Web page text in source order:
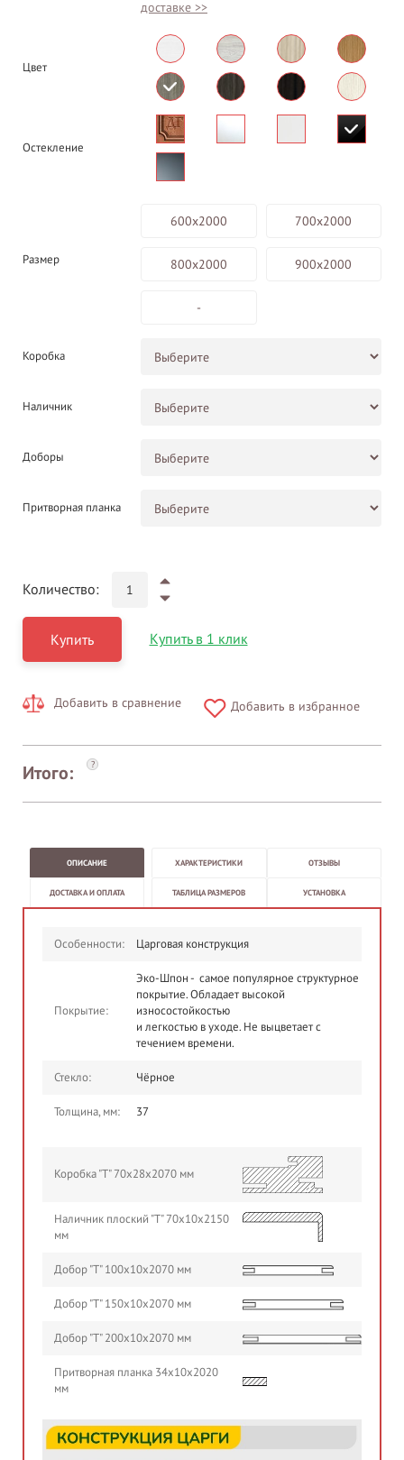
доставке >>
Цвет
Остекление
Размер
600х2000 700х2000
800х2000 900х2000
-
Коробка
Наличник
Доборы
Притворная планка
Количество:
Купить Купить в 1 клик
Добавить в сравнение Добавить в избранное
Итого: ?
ОПИСАНИЕ ХАРАКТЕРИСТИКИ ОТЗЫВЫ
ДОСТАВКА И ОПЛАТА ТАБЛИЦА РАЗМЕРОВ УСТАНОВКА
Особенности: Царговая конструкция
Покрытие:
Эко-Шпон - самое популярное структурное
покрытие. Обладает высокой
износостойкостью
и легкостью в уходе. Не выцветает с
течением времени.
Стекло: Чёрное
Толщина, мм: 37
Коробка "Т" 70х28х2070 мм
Наличник плоский "Т" 70х10х2150
мм
Добор "Т" 100х10х2070 мм
Добор "Т" 150х10х2070 мм
Добор "Т" 200х10х2070 мм
Притворная планка 34х10х2020
мм